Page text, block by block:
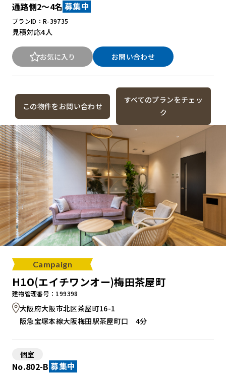
通路側2～4名 募集中
プランID：R-39735
見積対応4人
お気に入り お問い合わせ
この物件をお問い合わせ
すべてのプランをチェッ
ク
Campaign
H1O(エイチワンオー)梅田茶屋町
建物管理番号：199398
大阪府大阪市北区茶屋町16-1
阪急宝塚本線大阪梅田駅茶屋町口 4分
個室
No.802-B 募集中